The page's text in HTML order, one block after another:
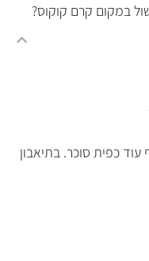
במקום קרם קוקוס?
כפית סוכר. בתיאבון